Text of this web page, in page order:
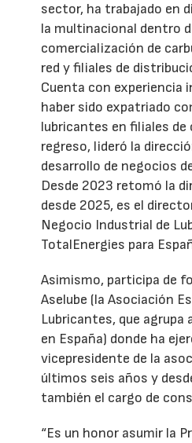
sector, ha trabajado en
la multinacional dentro
comercialización de
red y filiales de
Cuenta con experiencia
haber sido expatriado
lubricantes en filiales de
regreso, lideró la
desarrollo de negocios
Desde 2023 retomó la
desde 2025, es el
Negocio Industrial de
TotalEnergies para
Asimismo, participa de
Aselube (la Asociación
Lubricantes, que agrupa
en España) donde ha
vicepresidente de la
últimos seis años y
también el cargo de
“Es un honor asumir la